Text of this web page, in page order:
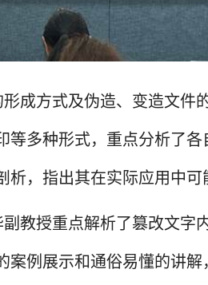
成方式及伪造、变造文
多种形式，重点分析了
，指出其在实际应用中可
教授重点解析了篡改文
例展示和通俗易懂的讲